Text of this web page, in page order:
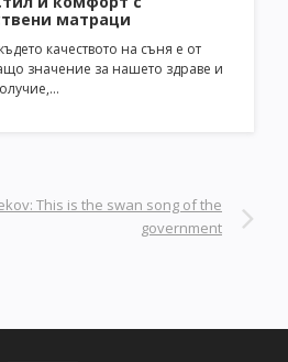
матраци
качеството на съня е от
значение за нашето здраве и
This is the swan song of the
government